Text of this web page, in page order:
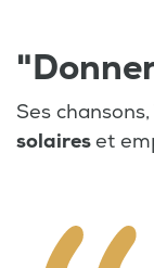
Ses
solaireset